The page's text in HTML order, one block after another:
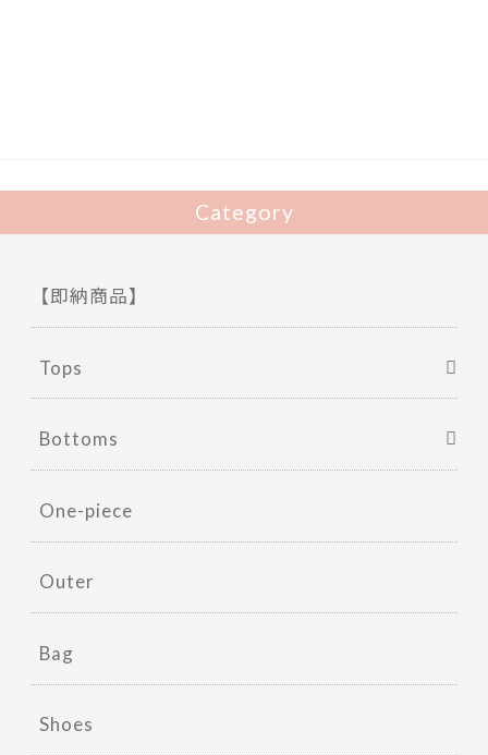
Category
【即納商品】
Tops
Bottoms
One-piece
Outer
Bag
Shoes